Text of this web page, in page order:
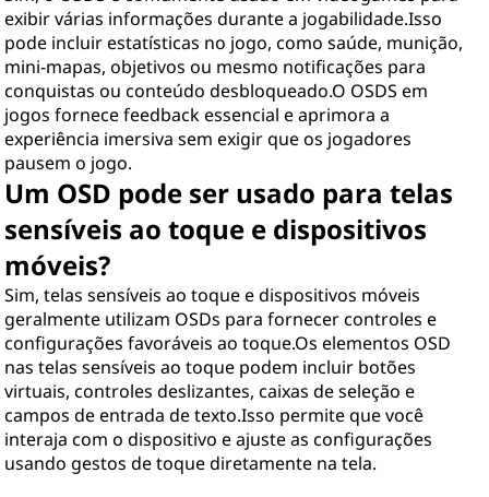
exibir várias informações durante a jogabilidade.Isso
pode incluir estatísticas no jogo, como saúde, munição,
mini-mapas, objetivos ou mesmo notificações para
conquistas ou conteúdo desbloqueado.O OSDS em
jogos fornece feedback essencial e aprimora a
experiência imersiva sem exigir que os jogadores
pausem o jogo.
Um OSD pode ser usado para telas
sensíveis ao toque e dispositivos
móveis?
Sim, telas sensíveis ao toque e dispositivos móveis
geralmente utilizam OSDs para fornecer controles e
configurações favoráveis ao toque.Os elementos OSD
nas telas sensíveis ao toque podem incluir botões
virtuais, controles deslizantes, caixas de seleção e
campos de entrada de texto.Isso permite que você
interaja com o dispositivo e ajuste as configurações
usando gestos de toque diretamente na tela.